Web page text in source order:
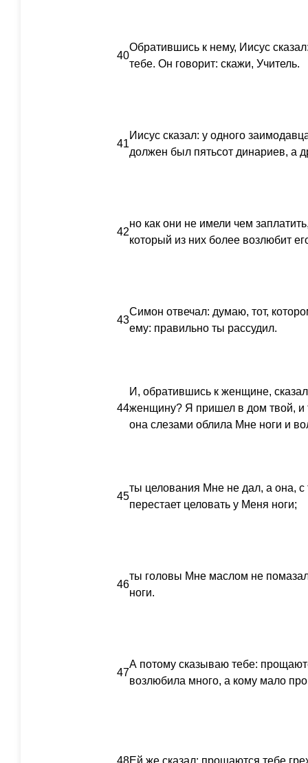
40
Обратившись к нему, Иисус
тебе. Он говорит: скажи, Учитель.
41
Иисус сказал: у одного
должен был пятьсот динариев, а
42
но как они не имели чем
который из них более возлюбит
43
Симон отвечал: думаю, тот,
ему: правильно ты рассудил.
44
И, обратившись к женщине,
женщину? Я пришел в дом твой, и
она слезами облила Мне ноги и
45
ты целования Мне не дал, а она,
перестает целовать у Меня ноги;
46
ты головы Мне маслом не
ноги.
47
А потому сказываю тебе:
возлюбила много, а кому мало
48Ей же сказал: прощаются тебе